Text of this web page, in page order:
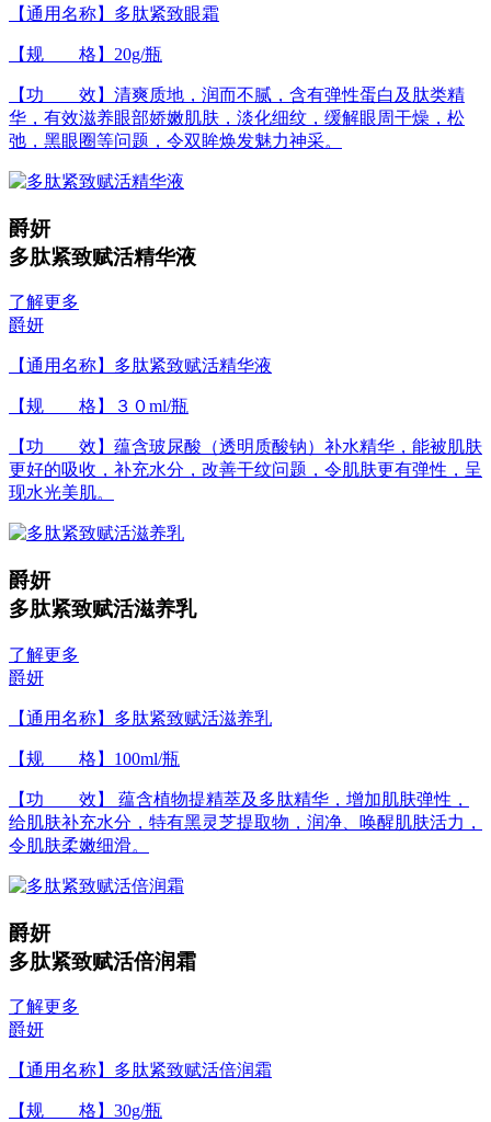
【通用名称】多肽紧致眼霜
【规 格】20g/瓶
【功 效】清爽质地，润而不腻，含有弹性蛋白及肽类精
华，有效滋养眼部娇嫩肌肤，淡化细纹，缓解眼周干燥，松
弛，黑眼圈等问题，令双眸焕发魅力神采。
爵妍
多肽紧致赋活精华液
了解更多
爵妍
【通用名称】多肽紧致赋活精华液
【规 格】３０ml/瓶
【功 效】蕴含玻尿酸（透明质酸钠）补水精华，能被肌肤
更好的吸收，补充水分，改善干纹问题，令肌肤更有弹性，呈
现水光美肌。
爵妍
多肽紧致赋活滋养乳
了解更多
爵妍
【通用名称】多肽紧致赋活滋养乳
【规 格】100ml/瓶
【功 效】 蕴含植物提精萃及多肽精华，增加肌肤弹性，
给肌肤补充水分，特有黑灵芝提取物，润净、唤醒肌肤活力，
令肌肤柔嫩细滑。
爵妍
多肽紧致赋活倍润霜
了解更多
爵妍
【通用名称】多肽紧致赋活倍润霜
【规 格】30g/瓶